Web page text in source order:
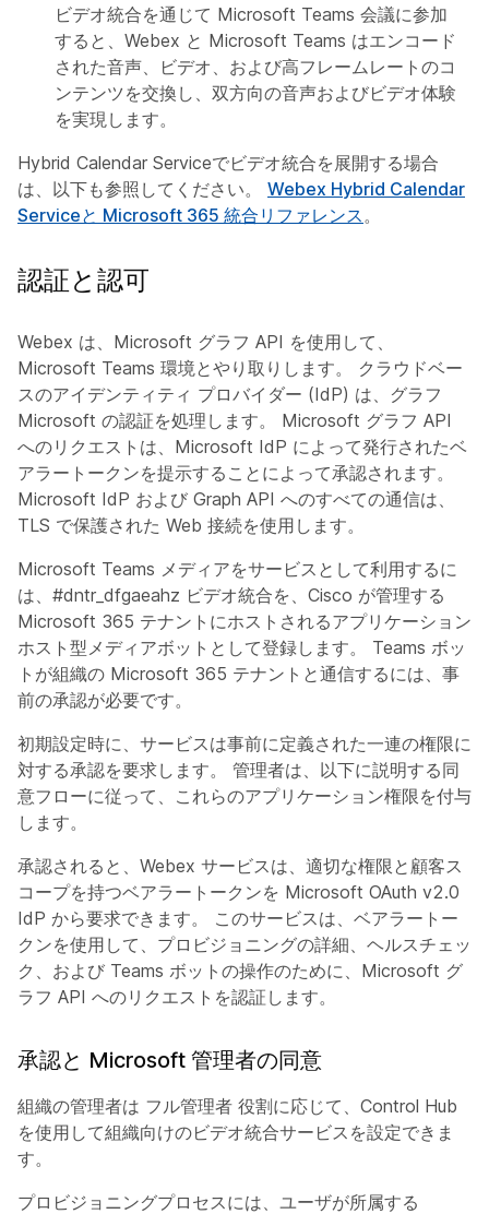
ビデオ統合を通じて Microsoft Teams 会議に参加
すると、Webex と Microsoft Teams はエンコード
された音声、ビデオ、および高フレームレートのコ
ンテンツを交換し、双方向の音声およびビデオ体験
を実現します。
Hybrid Calendar Serviceでビデオ統合を展開する場合
は、以下も参照してください。 Webex Hybrid Calendar
Serviceと Microsoft 365 統合リファレンス。
認証と認可
Webex は、Microsoft グラフ API を使用して、
Microsoft Teams 環境とやり取りします。 クラウドベー
スのアイデンティティ プロバイダー (IdP) は、グラフ
Microsoft の認証を処理します。 Microsoft グラフ API
へのリクエストは、Microsoft IdP によって発行されたベ
アラートークンを提示することによって承認されます。
Microsoft IdP および Graph API へのすべての通信は、
TLS で保護された Web 接続を使用します。
Microsoft Teams メディアをサービスとして利用するに
は、#dntr_dfgaeahz ビデオ統合を、Cisco が管理する
Microsoft 365 テナントにホストされるアプリケーション
ホスト型メディアボットとして登録します。 Teams ボッ
トが組織の Microsoft 365 テナントと通信するには、事
前の承認が必要です。
初期設定時に、サービスは事前に定義された一連の権限に
対する承認を要求します。 管理者は、以下に説明する同
意フローに従って、これらのアプリケーション権限を付与
します。
承認されると、Webex サービスは、適切な権限と顧客ス
コープを持つベアラートークンを Microsoft OAuth v2.0
IdP から要求できます。 このサービスは、ベアラートー
クンを使用して、プロビジョニングの詳細、ヘルスチェッ
ク、および Teams ボットの操作のために、Microsoft グ
ラフ API へのリクエストを認証します。
承認と Microsoft 管理者の同意
組織の管理者は フル管理者 役割に応じて、Control Hub
を使用して組織向けのビデオ統合サービスを設定できま
す。
プロビジョニングプロセスには、ユーザが所属する